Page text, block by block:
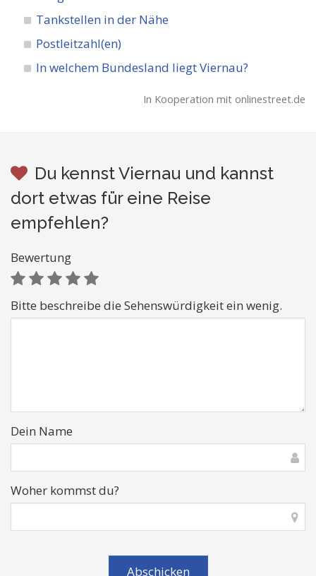
Tankstellen in der Nähe
Postleitzahl(en)
In welchem Bundesland liegt Viernau?
In Kooperation mit onlinestreet.de
Du kennst Viernau und kannst
dort etwas für eine Reise
empfehlen?
Bewertung
Bitte beschreibe die Sehenswürdigkeit ein wenig.
Dein Name
Woher kommst du?